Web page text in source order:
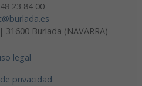
23 84 00
31600 Burlada (NAVARRA)
legal
privacidad